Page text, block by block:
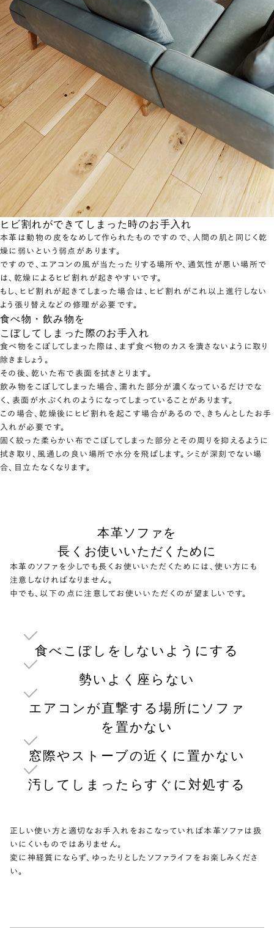
ヒビ割れができてしまった時のお手入れ
本革は動物の皮をなめして作られたものですので、人間の肌と同じく乾
燥に弱いという弱点があります。
ですので、エアコンの風が当たったりする場所や、通気性が悪い場所で
は、乾燥によるヒビ割れが起きやすいです。
もし、ヒビ割れが起きてしまった場合は、ヒビ割れがこれ以上進行しない
よう張り替えなどの修理が必要です。
食べ物・飲み物を
こぼしてしまった際のお手入れ
食べ物をこぼしてしまった際は、まず食べ物のカスを潰さないように取り
除きましょう。
その後、乾いた布で表面を拭きとります。
飲み物をこぼしてしまった場合、濡れた部分が濃くなっているだけでな
く、表面が水ぶくれのようになってしまっていることがあります。
この場合、乾燥後にヒビ割れを起こす場合があるので、きちんとしたお手
入れが必要です。
固く絞った柔らかい布でこぼしてしまった部分とその周りを抑えるように
拭き取り、風通しの良い場所で水分を飛ばします。シミが深刻でない場
合、目立たなくなります。
本革ソファを
長くお使いいただくために
本革のソファを少しでも長くお使いいただくためには、使い方にも
注意しなければなりません。
中でも、以下の点に注意してお使いいただくのが望ましいです。
食べこぼしをしないようにする
勢いよく座らない
エアコンが直撃する場所にソファ
を置かない
窓際やストーブの近くに置かない
汚してしまったらすぐに対処する
正しい使い方と適切なお手入れをおこなっていれば本革ソファは扱
いにくいものではありません。
変に神経質にならず、ゆったりとしたソファライフをお楽しみくださ
い。